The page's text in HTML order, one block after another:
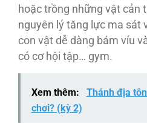
hoặc trồng những vật cản
nguyên lý tăng lực ma sát
con vật dễ dàng bám víu
có cơ hội tập… gym.
Xem thêm:
Thánh địa
chơi? (kỳ 2)